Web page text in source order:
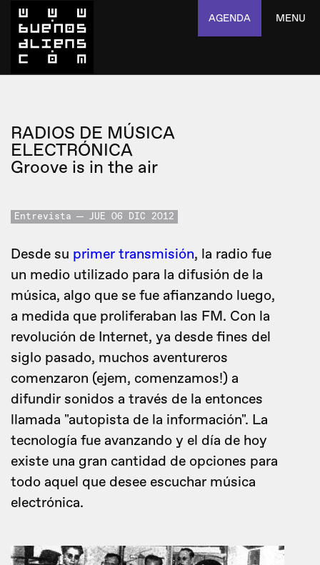
AGENDA MENU
RADIOS DE MÚSICA
ELECTRÓNICA
Groove is in the air
Entrevista JUE 06 DIC 2012
Desde su primer transmisión, la radio fue
un medio utilizado para la difusión de la
música, algo que se fue afianzando luego,
a medida que proliferaban las FM. Con la
revolución de Internet, ya desde fines del
siglo pasado, muchos aventureros
comenzaron (ejem, comenzamos!) a
difundir sonidos a través de la entonces
llamada "autopista de la información". La
tecnología fue avanzando y el día de hoy
existe una gran cantidad de opciones para
todo aquel que desee escuchar música
electrónica.